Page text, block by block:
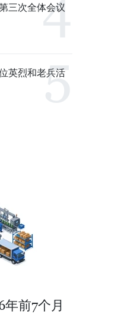
三次全体会议
英烈和老兵活
年前7个月